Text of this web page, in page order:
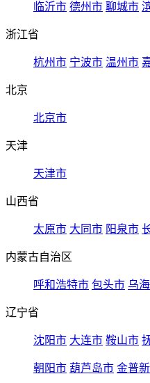
临沂市 德州市 聊城市
浙江省
杭州市 宁波市 温州市
北京
北京市
天津
天津市
山西省
太原市 大同市 阳泉市
内蒙古自治区
呼和浩特市 包头市 乌
辽宁省
沈阳市 大连市 鞍山市
朝阳市 葫芦岛市 金普